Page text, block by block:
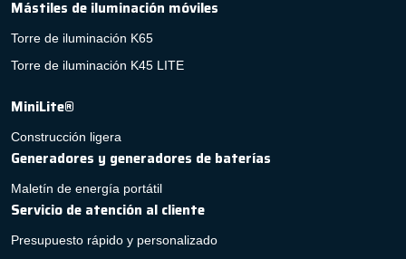
Mástiles de iluminación móviles
Torre de iluminación K65
Torre de iluminación K45 LITE
MiniLite®
Construcción ligera
Generadores y generadores de baterías
Maletín de energía portátil
Servicio de atención al cliente
Presupuesto rápido y personalizado